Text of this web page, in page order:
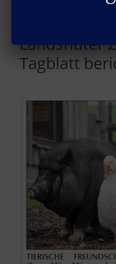
Tag der
Landshuter
Tagblatt